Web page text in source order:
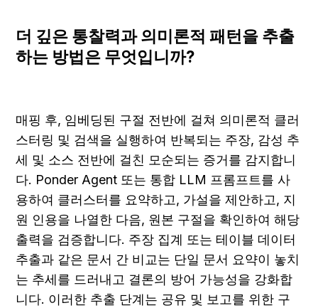
더 깊은 통찰력과 의미론적 패턴을 추출
하는 방법은 무엇입니까?
매핑 후, 임베딩된 구절 전반에 걸쳐 의미론적 클러
스터링 및 검색을 실행하여 반복되는 주장, 감성 추
세 및 소스 전반에 걸친 모순되는 증거를 감지합니
다. Ponder Agent 또는 통합 LLM 프롬프트를 사
용하여 클러스터를 요약하고, 가설을 제안하고, 지
원 인용을 나열한 다음, 원본 구절을 확인하여 해당
출력을 검증합니다. 주장 집계 또는 테이블 데이터
추출과 같은 문서 간 비교는 단일 문서 요약이 놓치
는 추세를 드러내고 결론의 방어 가능성을 강화합
니다. 이러한 추출 단계는 공유 및 보고를 위한 구